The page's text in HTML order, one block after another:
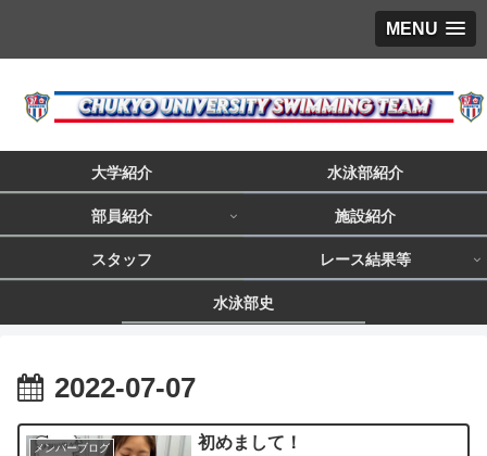
MENU
大学紹介 水泳部紹介
部員紹介 施設紹介
スタッフ レース結果等
水泳部史
2022-07-07
メンバーブログ 初めまして！